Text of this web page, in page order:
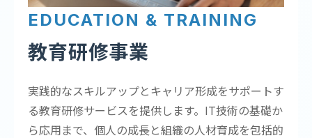
EDUCATION & TRAINING
教育研修事業
実践的なスキルアップとキャリア形成をサポートす
る教育研修サービスを提供します。IT技術の基礎か
ら応用まで、個人の成長と組織の人材育成を包括的